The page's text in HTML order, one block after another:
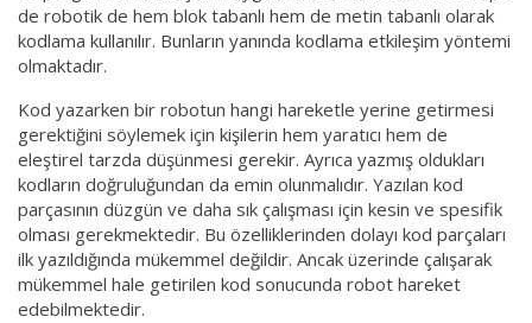
de robotik de hem blok tabanlı hem de metin tabanlı olarak
kodlama kullanılır. Bunların yanında kodlama etkileşim yöntemi
olmaktadır.
Kod yazarken bir robotun hangi hareketle yerine getirmesi
gerektiğini söylemek için kişilerin hem yaratıcı hem de
eleştirel tarzda düşünmesi gerekir. Ayrıca yazmış oldukları
kodların doğruluğundan da emin olunmalıdır. Yazılan kod
parçasının düzgün ve daha sık çalışması için kesin ve spesifik
olması gerekmektedir. Bu özelliklerinden dolayı kod parçaları
ilk yazıldığında mükemmel değildir. Ancak üzerinde çalışarak
mükemmel hale getirilen kod sonucunda robot hareket
edebilmektedir.